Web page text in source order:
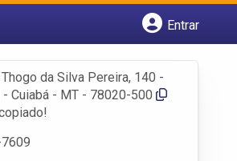
Entrar
da Silva Pereira, 140 -
- Cuiabá - MT - 78020-500